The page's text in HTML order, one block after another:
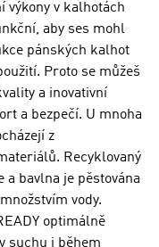
výkony v kalhotách
aby ses mohl
pánských kalhot
Proto se můžeš
a inovativní
a bezpečí. U mnoha
z
Recyklovaný
bavlna je pěstována
vody.
optimálně
suchu i během